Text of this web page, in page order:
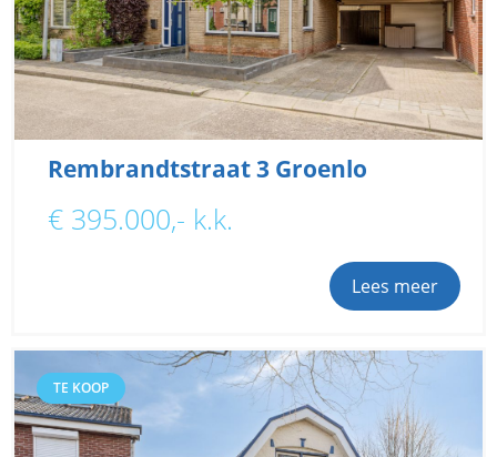
Rembrandtstraat 3 Groenlo
€ 395.000,- k.k.
Lees meer
TE KOOP